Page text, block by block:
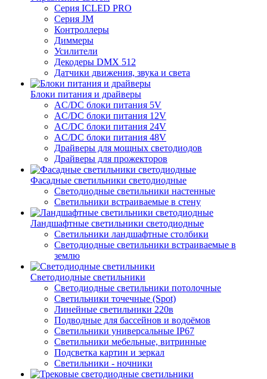
Серия ICLED PRO
Серия JM
Контроллеры
Диммеры
Усилители
Декодеры DMX 512
Датчики движения, звука и света
Блоки питания и драйверы
AC/DC блоки питания 5V
AC/DC блоки питания 12V
AC/DC блоки питания 24V
AC/DC блоки питания 48V
Драйверы для мощных светодиодов
Драйверы для прожекторов
Фасадные светильники светодиодные
Светодиодные светильники настенные
Светильники встраиваемые в стену
Ландшафтные светильники светодиодные
Светильники ландшафтные столбики
Светодиодные светильники встраиваемые в
землю
Светодиодные светильники
Светодиодные светильники потолочные
Светильники точечные (Spot)
Линейные светильники 220в
Подводные для бассейнов и водоёмов
Светильники универсальные IP67
Светильники мебельные, витринные
Подсветка картин и зеркал
Светильники - ночники